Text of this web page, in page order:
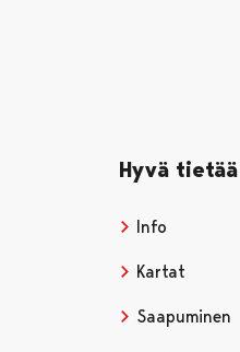
Hyvä tietää
Info
Kartat
Saapuminen